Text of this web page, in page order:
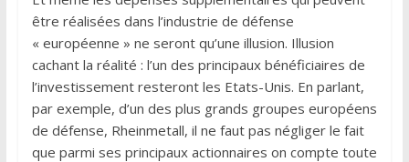
être réalisées dans l’industrie de défense
« européenne » ne seront qu’une illusion. Illusion
cachant la réalité : l’un des principaux bénéficiaires de
l’investissement resteront les Etats-Unis. En parlant,
par exemple, d’un des plus grands groupes européens
de défense, Rheinmetall, il ne faut pas négliger le fait
que parmi ses principaux actionnaires on compte toute